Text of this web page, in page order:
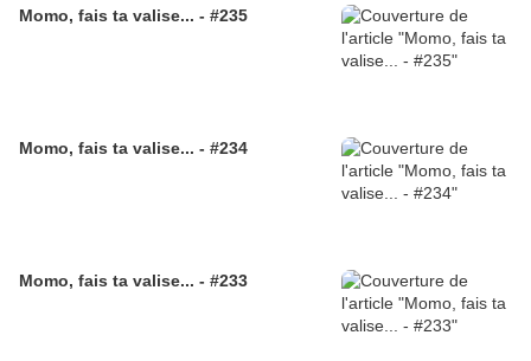
Momo, fais ta valise... - #235
Momo, fais ta valise... - #234
Momo, fais ta valise... - #233